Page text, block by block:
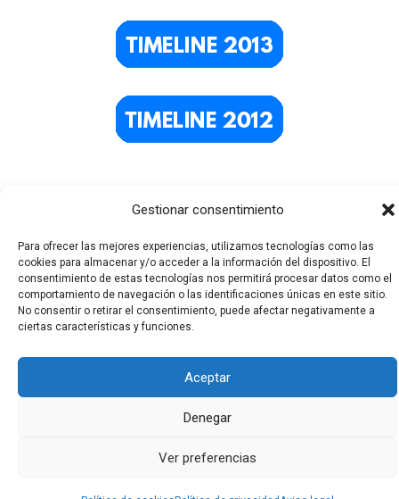
Gestionar consentimiento
Para ofrecer las mejores experiencias, utilizamos tecnologías como las
cookies para almacenar y/o acceder a la información del dispositivo. El
consentimiento de estas tecnologías nos permitirá procesar datos como el
comportamiento de navegación o las identificaciones únicas en este sitio.
No consentir o retirar el consentimiento, puede afectar negativamente a
ciertas características y funciones.
Aceptar
Denegar
Ver preferencias
Todos los derechos © 2026 El Funerario Digital | Funciona
gracias a